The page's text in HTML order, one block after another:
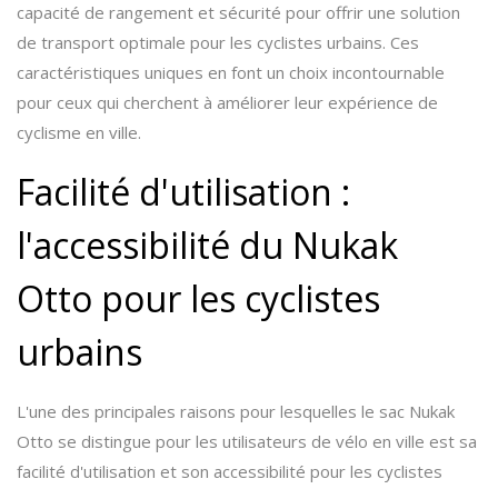
capacité de rangement et sécurité pour offrir une solution
de transport optimale pour les cyclistes urbains. Ces
caractéristiques uniques en font un choix incontournable
pour ceux qui cherchent à améliorer leur expérience de
cyclisme en ville.
Facilité d'utilisation :
l'accessibilité du Nukak
Otto pour les cyclistes
urbains
L'une des principales raisons pour lesquelles le sac Nukak
Otto se distingue pour les utilisateurs de vélo en ville est sa
facilité d'utilisation et son accessibilité pour les cyclistes